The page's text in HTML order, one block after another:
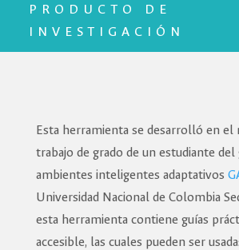
PRODUCTO DE
INVESTIGACIÓN
Esta herramienta se desarrolló en el
trabajo de grado de un estudiante del
ambientes inteligentes adaptativos
Universidad Nacional de Colombia
esta herramienta contiene guías
accesible, las cuales pueden ser